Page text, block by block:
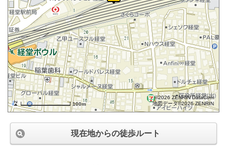
100m
©2026 ZENRIN DataCom
地図データ©2026 ZENRIN
現在地からの徒歩ルート